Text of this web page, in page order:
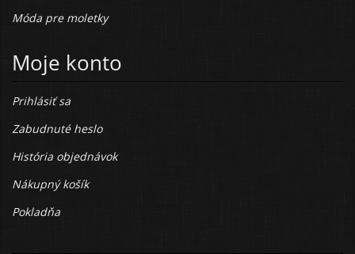
Móda pre moletky
Moje konto
Prihlásiť sa
Zabudnuté heslo
História objednávok
Nákupný košík
Pokladňa